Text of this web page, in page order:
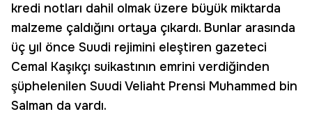
kredi notları dahil olmak üzere büyük miktarda
malzeme çaldığını ortaya çıkardı. Bunlar arasında
üç yıl önce Suudi rejimini eleştiren gazeteci
Cemal Kaşıkçı suikastının emrini verdiğinden
şüphelenilen Suudi Veliaht Prensi Muhammed bin
Salman da vardı.